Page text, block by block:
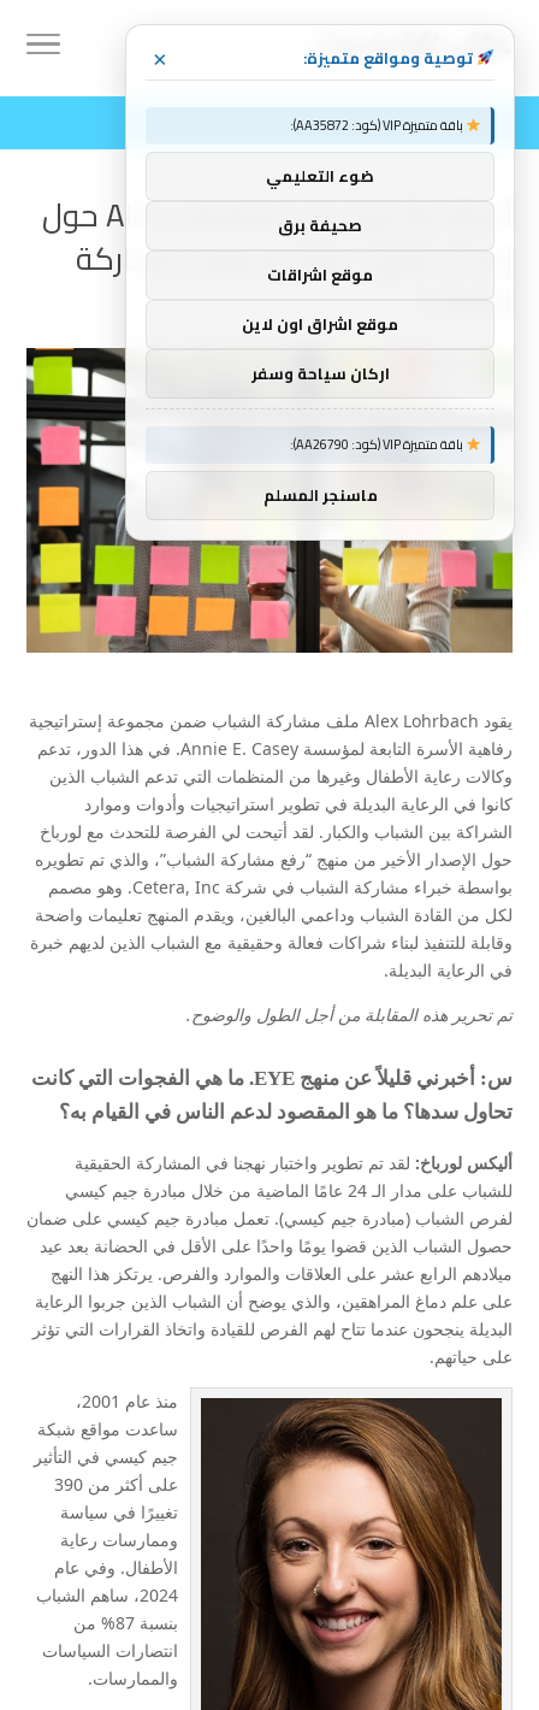
أسئلة وأجوبة مع Alex Lohrbach حول
إصدار منهج “رفع مستوى مشاركة
الشباب”.
يقود Alex Lohrbach ملف مشاركة الشباب ضمن مجموعة إستراتيجية
رفاهية الأسرة التابعة لمؤسسة Annie E. Casey. في هذا الدور، تدعم
وكالات رعاية الأطفال وغيرها من المنظمات التي تدعم الشباب الذين
كانوا في الرعاية البديلة في تطوير استراتيجيات وأدوات وموارد
الشراكة بين الشباب والكبار. لقد أتيحت لي الفرصة للتحدث مع لورباخ
حول الإصدار الأخير من منهج “رفع مشاركة الشباب”، والذي تم تطويره
بواسطة خبراء مشاركة الشباب في شركة Cetera, Inc. وهو مصمم
لكل من القادة الشباب وداعمي البالغين، ويقدم المنهج تعليمات واضحة
وقابلة للتنفيذ لبناء شراكات فعالة وحقيقية مع الشباب الذين لديهم خبرة
في الرعاية البديلة.
تم تحرير هذه المقابلة من أجل الطول والوضوح.
س: أخبرني قليلاً عن منهج EYE. ما هي الفجوات التي كانت
تحاول سدها؟ ما هو المقصود لدعم الناس في القيام به؟
أليكس لورباخ: لقد تم تطوير واختبار نهجنا في المشاركة الحقيقية
للشباب على مدار الـ 24 عامًا الماضية من خلال مبادرة جيم كيسي
لفرص الشباب (مبادرة جيم كيسي). تعمل مبادرة جيم كيسي على ضمان
حصول الشباب الذين قضوا يومًا واحدًا على الأقل في الحضانة بعد عيد
ميلادهم الرابع عشر على العلاقات والموارد والفرص. يرتكز هذا النهج
على علم دماغ المراهقين، والذي يوضح أن الشباب الذين جربوا الرعاية
البديلة ينجحون عندما تتاح لهم الفرص للقيادة واتخاذ القرارات التي تؤثر
على حياتهم.
منذ عام 2001،
ساعدت مواقع شبكة
جيم كيسي في التأثير
على أكثر من 390
تغييرًا في سياسة
وممارسات رعاية
الأطفال. وفي عام
2024، ساهم الشباب
بنسبة 87% من
انتصارات السياسات
والممارسات.
توصية ومواقع متميزة: ×
باقة متميزة VIP (كود: AA35872):
ضوء التعليمي
صحيفة برق
موقع اشراقات
موقع اشراق اون لاين
اركان سياحة وسفر
باقة متميزة VIP (كود: AA26790):
ماسنجر المسلم